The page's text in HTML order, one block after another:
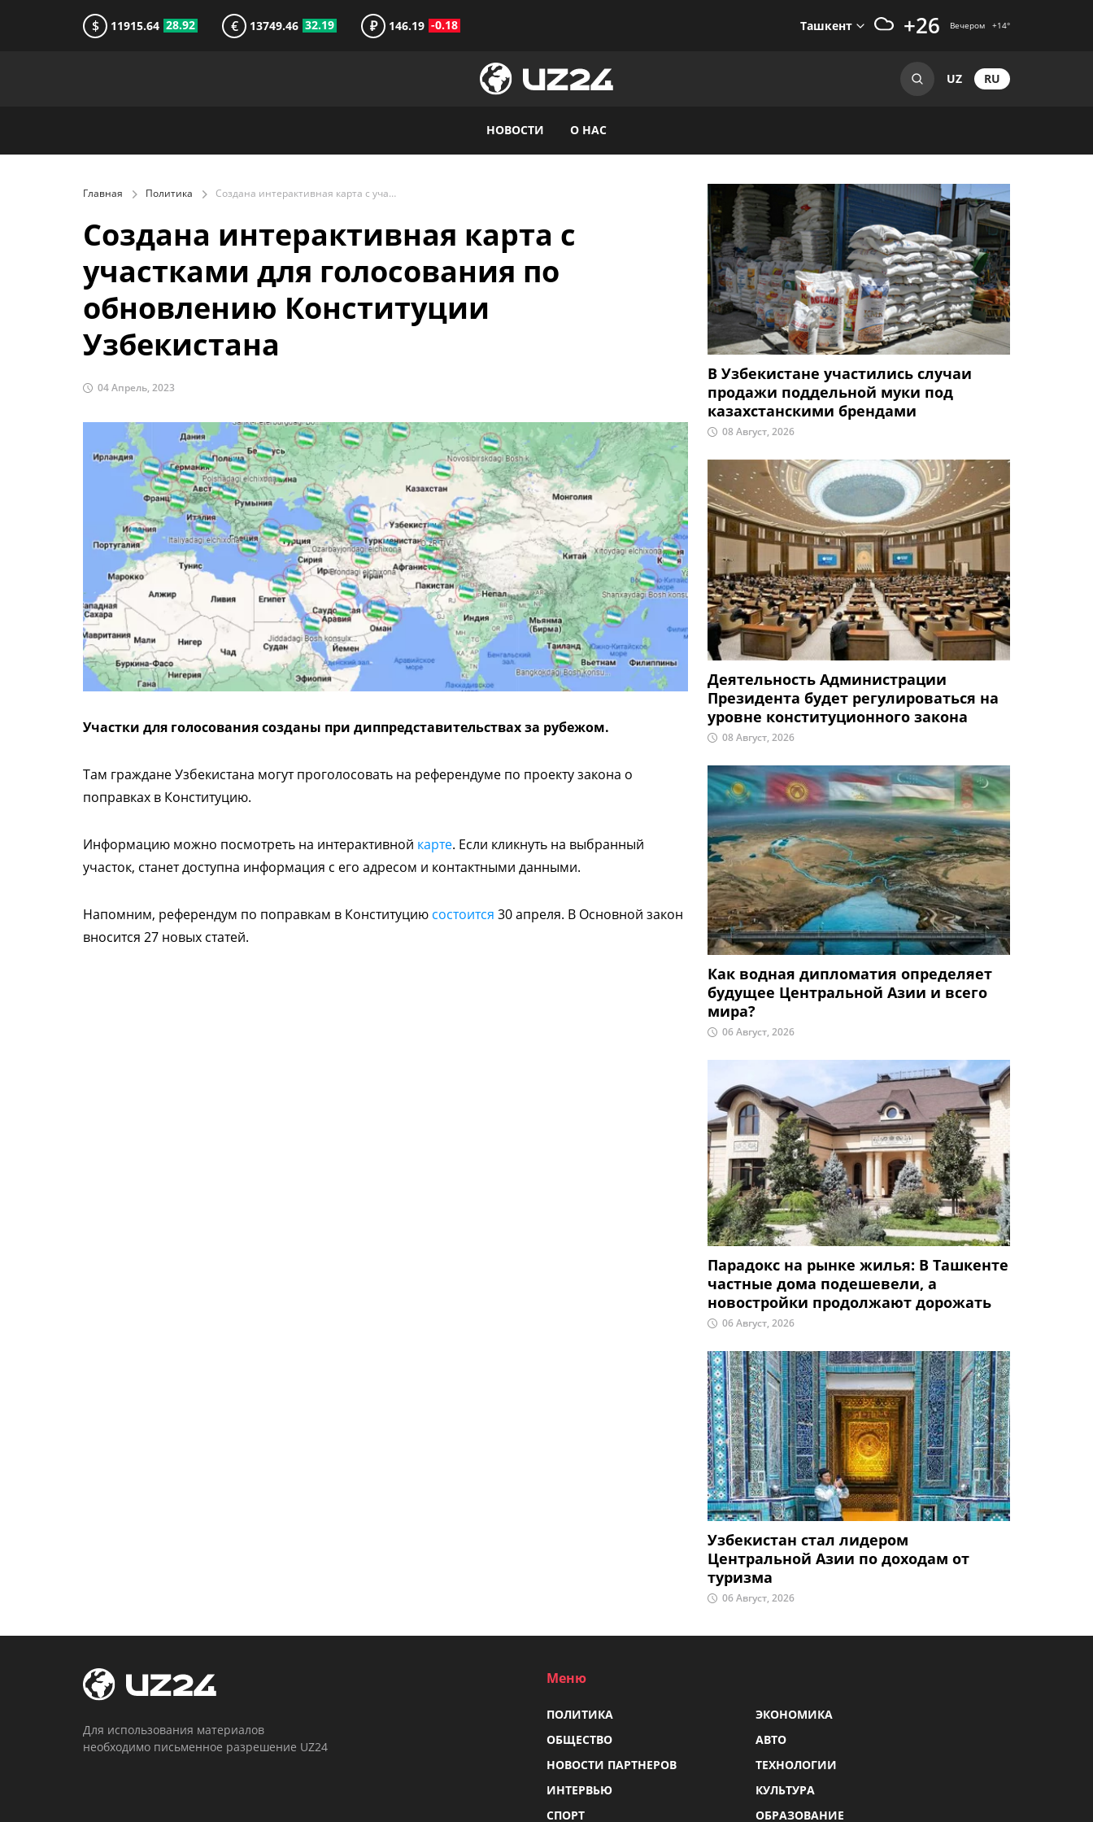
$ 11915.64 28.92 € 13749.46 32.19 ₽ 146.19 -0.18 Ташкент +26 Вечером +14°
UZ RU
НОВОСТИ О НАС
Главная Политика Создана интерактивная карта с участками для голосования по обновлению Конституции Узбекистана
Создана интерактивная карта с
участками для голосования по
обновлению Конституции
Узбекистана
04 Апрель, 2023
Участки для голосования созданы при диппредставительствах за рубежом.
Там граждане Узбекистана могут проголосовать на референдуме по проекту закона о
поправках в Конституцию.
Информацию можно посмотреть на интерактивной карте. Если кликнуть на выбранный
участок, станет доступна информация с его адресом и контактными данными.
Напомним, референдум по поправкам в Конституцию состоится 30 апреля. В Основной закон
вносится 27 новых статей.
В Узбекистане участились случаи
продажи поддельной муки под
казахстанскими брендами
08 Август, 2026
Деятельность Администрации
Президента будет регулироваться на
уровне конституционного закона
08 Август, 2026
Как водная дипломатия определяет
будущее Центральной Азии и всего
мира?
06 Август, 2026
Парадокс на рынке жилья: В Ташкенте
частные дома подешевели, а
новостройки продолжают дорожать
06 Август, 2026
Узбекистан стал лидером
Центральной Азии по доходам от
туризма
06 Август, 2026
Для использования материалов
необходимо письменное разрешение UZ24
Меню
ПОЛИТИКА
ЭКОНОМИКА
ОБЩЕСТВО
АВТО
НОВОСТИ ПАРТНЕРОВ
ТЕХНОЛОГИИ
ИНТЕРВЬЮ
КУЛЬТУРА
СПОРТ
ОБРАЗОВАНИЕ